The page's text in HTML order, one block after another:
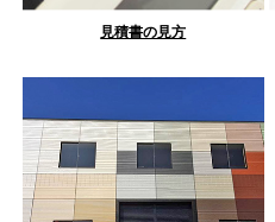
見積書の見方